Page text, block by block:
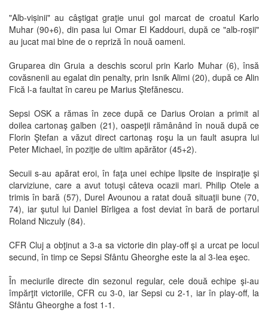
"Alb-vișinii" au câştigat graţie unui gol marcat de croatul Karlo
Muhar (90+6), din pasa lui Omar El Kaddouri, după ce "alb-roșii"
au jucat mai bine de o repriză în nouă oameni.
Gruparea din Gruia a deschis scorul prin Karlo Muhar (6), însă
covăsnenii au egalat din penalty, prin Isnik Alimi (20), după ce Alin
Fică l-a faultat în careu pe Marius Ştefănescu.
Sepsi OSK a rămas în zece după ce Darius Oroian a primit al
doilea cartonaş galben (21), oaspeţii rămânând în nouă după ce
Florin Ştefan a văzut direct cartonaş roşu la un fault asupra lui
Peter Michael, în poziţie de ultim apărător (45+2).
Secuii s-au apărat eroi, în faţa unei echipe lipsite de inspiraţie şi
clarviziune, care a avut totuşi câteva ocazii mari. Philip Otele a
trimis în bară (57), Durel Avounou a ratat două situaţii bune (70,
74), iar şutul lui Daniel Bîrligea a fost deviat în bară de portarul
Roland Niczuly (84).
CFR Cluj a obţinut a 3-a sa victorie din play-off şi a urcat pe locul
secund, în timp ce Sepsi Sfântu Gheorghe este la al 3-lea eşec.
În meciurile directe din sezonul regular, cele două echipe şi-au
împărţit victoriile, CFR cu 3-0, iar Sepsi cu 2-1, iar în play-off, la
Sfântu Gheorghe a fost 1-1.